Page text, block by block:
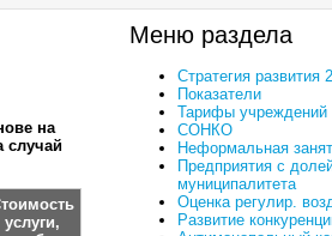
на
случай
услуги,
Меню раздела
Стратегия развития
Показатели
Тарифы учреждений
СОНКО
Неформальная
Предприятия с
муниципалитета
Оценка регулир.
Развитие